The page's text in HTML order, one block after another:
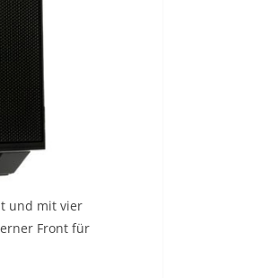
und mit vier
Front für